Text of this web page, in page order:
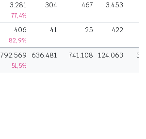
3.281
77,4%
304 467 3.453
406
82,9%
41 25 422
792.569
51,5%
636.481 741.108 124.063